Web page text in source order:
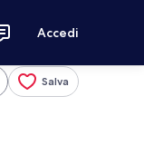
Accedi
Salva